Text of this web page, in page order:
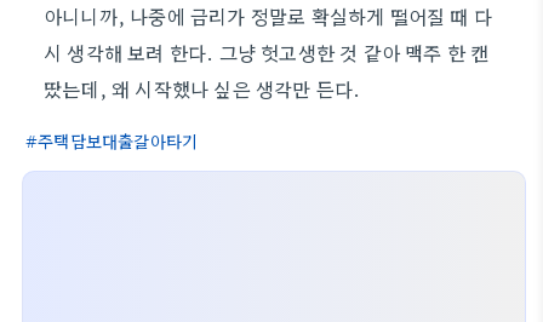
아니니까, 나중에 금리가 정말로 확실하게 떨어질 때 다
시 생각해 보려 한다. 그냥 헛고생한 것 같아 맥주 한 캔
땄는데, 왜 시작했나 싶은 생각만 든다.
주택담보대출갈아타기